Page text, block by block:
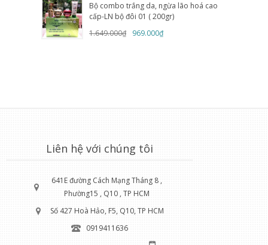
Bộ combo trắng da, ngừa lão hoá cao
cấp-LN bộ đôi 01 ( 200gr)
1.649.000₫
969.000₫
Liên hệ với chúng tôi
641E đường Cách Mạng Tháng 8 ,
Phường15 , Q10 , TP HCM
Số 427 Hoà Hảo, F5, Q10, TP HCM
0919411636